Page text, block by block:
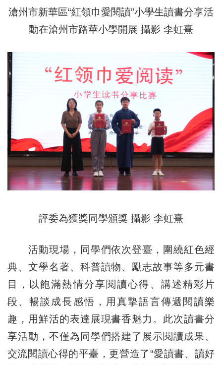
滄州市新華區“紅領巾愛閱讀”小學生讀書分享活
動在滄州市路華小學開展 攝影 李虹熹
評委為獲獎同學頒獎 攝影 李虹熹
活動現場，同學們依次登臺，圍繞紅色經
典、文學名著、科普讀物、勵志故事等多元書
目，以飽滿熱情分享閱讀心得、講述精彩片
段、暢談成長感悟，用真摯語言傳遞閱讀樂
趣，用鮮活的表達展現書香魅力。此次讀書分
享活動，不僅為同學們搭建了展示閱讀成果、
交流閱讀心得的平臺，更營造了“愛讀書、讀好